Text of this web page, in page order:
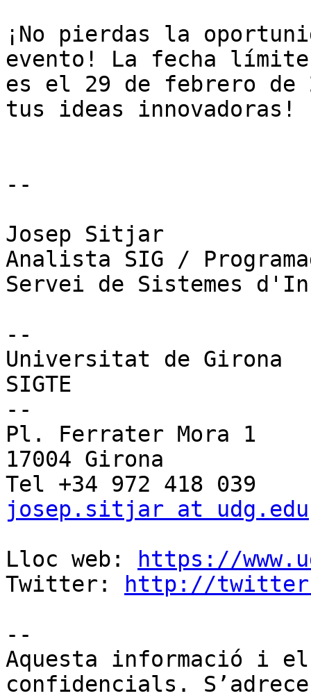
¡No pierdas la
evento! La fecha
es el 29 de febrero de
tus ideas innovadoras!
--
Josep Sitjar
Analista SIG /
Servei de Sistemes
--
Universitat de Girona
SIGTE
--
Pl. Ferrater Mora 1
17004 Girona
josep.sitjar at udg.edu
Lloc web:
https://
Twitter:
http://
--
Aquesta informació i
confidencials.